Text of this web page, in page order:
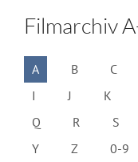
Filmarchiv
A B C
I
J K
Q
R S
Y
Z 0-9